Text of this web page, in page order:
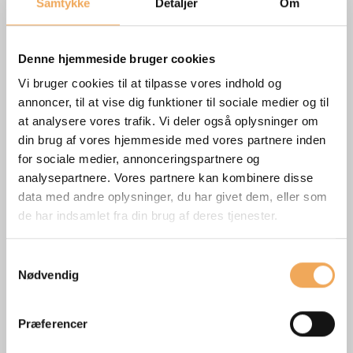
Denne hjemmeside bruger cookies
Vi bruger cookies til at tilpasse vores indhold og
annoncer, til at vise dig funktioner til sociale medier og til
at analysere vores trafik. Vi deler også oplysninger om
din brug af vores hjemmeside med vores partnere inden
for sociale medier, annonceringspartnere og
analysepartnere. Vores partnere kan kombinere disse
data med andre oplysninger, du har givet dem, eller som
de har indsamlet fra din brug af deres tjenester.
Nødvendig
Præferencer
cirkulær og effektiv byggebranche.
bæredygtighed kan blive en endnu mere naturlig og
integreret del af kundernes processer. Særlig interessant
er også mulighederne for ekspansion på det europæiske
marked. Sammen kan vi skabe grundlaget for et
bæredygtigt samarbejde (foundation for sustainable
collaboration) både i og uden for Sverige, udtaler Lisa
Elfström, adm. direktør for SundaHus.
Efter sammenlægningen vil iBinder-Group have 100
medarbejdere og omsætte for 175 millioner SEK.
For mere information bedes du henvende dig til
Per Hedebäck, adm. direktør og koncernchef for iBinder: